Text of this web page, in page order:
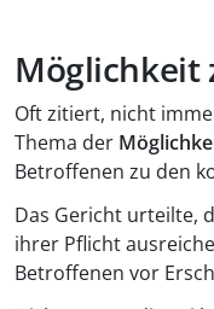
Möglichkeit
Oft zitiert, nicht
Thema der
Betroffenen zu den
Das Gericht urteilte,
ihrer Pflicht
Betroffenen vor